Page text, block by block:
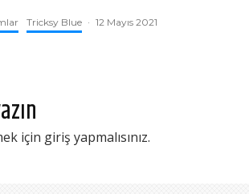
Tricksy Blue · 12 Mayıs 2021
için giriş yapmalısınız.